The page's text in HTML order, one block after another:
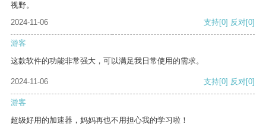
视野。
2024-11-06
支持[0] 反对[0]
游客
这款软件的功能非常强大，可以满足我日常使用的需求。
2024-11-06 支持[0] 反对[0]
游客
超级好用的加速器，妈妈再也不用担心我的学习啦！